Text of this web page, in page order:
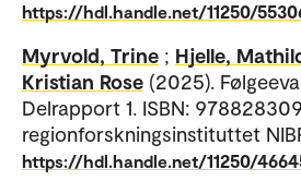
https://hdl.handle.net/11250/
Myrvold, Trine ; Hjelle,
Kristian Rose (2025).
Delrapport 1. ISBN:
regionforskningsinstituttet
https://hdl.handle.net/11250/